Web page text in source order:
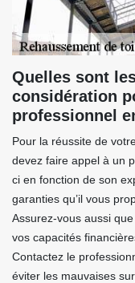
Quelles sont
considération
professionnel
Pour la réussite de
devez faire appel à un
ci en fonction de son
garanties qu’il vous
Assurez-vous aussi
vos capacités
Contactez le
éviter les mauvaises